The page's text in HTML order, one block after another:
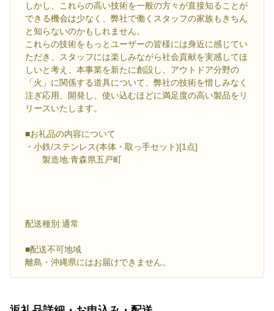
しかし、これらの高い技術を一般の方々が直接知ることが
できる機会は少なく、弊社で働くスタッフの家族もきちん
と知らないのかもしれません。
これらの技術をもっとユーザーの皆様には身近に感じてい
ただき、スタッフには楽しみながら社会貢献を実感してほ
しいと考え、本事業を新たに創設し、アウトドア分野の
「火」に関係する道具について、弊社の技術を惜しみなく
注ぎ応用、開発し、使い込むほどに満足度の高い製品をリ
リースいたします。
■お礼品の内容について
・小鉄/ステンレス(本体・取っ手セット)[1点]
製造地:青森県五戸町
配送種別:通常
■配送不可地域
離島・沖縄県にはお届けできません。